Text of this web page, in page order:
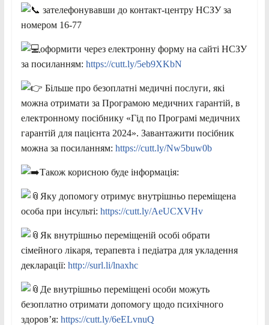
зателефонувавши до контакт-центру НСЗУ за
номером 16-77
оформити через електронну форму на сайті НСЗУ
за посиланням: https://cutt.ly/5eb9XKbN
Більше про безоплатні медичні послуги, які
можна отримати за Програмою медичних гарантій, в
електронному посібнику «Гід по Програмі медичних
гарантій для пацієнта 2024». Завантажити посібник
можна за посиланням: https://cutt.ly/Nw5buw0b
Також корисною буде інформація:
Яку допомогу отримує внутрішньо переміщена
особа при інсульті: https://cutt.ly/AeUCXVHv
Як внутрішньо переміщеній особі обрати
сімейного лікаря, терапевта і педіатра для укладення
декларації: http://surl.li/lnaxhc
Де внутрішньо переміщені особи можуть
безоплатно отримати допомогу щодо психічного
здоров’я: https://cutt.ly/6eELvnuQ